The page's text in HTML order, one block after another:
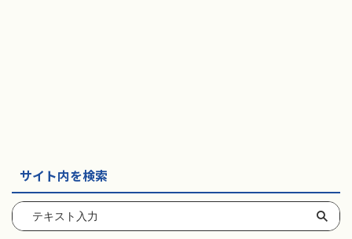
サイト内を検索